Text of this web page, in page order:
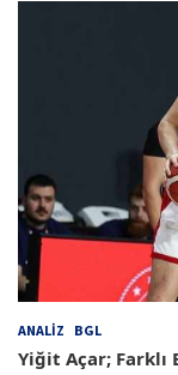
ANALIZ BGL
Yiğit Açar; Farklı